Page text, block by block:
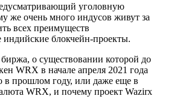
уголовную
же очень много индусов живут за
всех преимуществ
блокчейн-проекты.
о существовании которой до
WRX в начале апреля 2021 года
в прошлом году, или даже еще в
WRX, и почему проект Wazirx